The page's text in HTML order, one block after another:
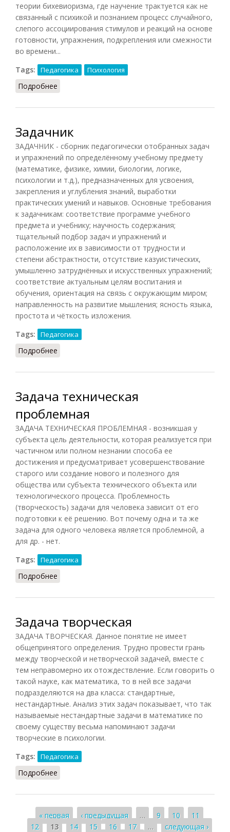
теории бихевиоризма, где научение трактуется как не
связанный с психикой и познанием процесс случайного,
слепого ассоциирования стимулов и реакций на основе
готовности, упражнения, подкрепления или смежности
во времени...
Tags:
Педагогика Психология
Подробнее
Задачник
ЗАДАЧНИК - сборник педагогически отобранных задач
и упражнений по определённому учебному предмету
(математике, физике, химии, биологии, логике,
психологии и т.д.), предназначенных для усвоения,
закрепления и углубления знаний, выработки
практических умений и навыков. Основные требования
к задачникам: соответствие программе учебного
предмета и учебнику; научность содержания;
тщательный подбор задач и упражнений и
расположение их в зависимости от трудности и
степени абстрактности, отсутствие казуистических,
умышленно затруднённых и искусственных упражнений;
соответствие актуальным целям воспитания и
обучения, ориентация на связь с окружающим миром;
направленность на развитие мышления; ясность языка,
простота и чёткость изложения.
Tags:
Педагогика
Подробнее
Задача техническая
проблемная
ЗАДАЧА ТЕХНИЧЕСКАЯ ПРОБЛЕМНАЯ - возникшая у
субъекта цель деятельности, которая реализуется при
частичном или полном незнании способа ее
достижения и предусматривает усовершенствование
старого или создание нового и полезного для
общества или субъекта технического объекта или
технологического процесса. Проблемность
(творческость) задачи для человека зависит от его
подготовки к её решению. Вот почему одна и та же
задача для одного человека является проблемной, а
для др. - нет.
Tags:
Педагогика
Подробнее
Задача творческая
ЗАДАЧА ТВОРЧЕСКАЯ. Данное понятие не имеет
общепринятого определения. Трудно провести грань
между творческой и нетворческой задачей, вместе с
тем неправомерно их отождествление. Если говорить о
такой науке, как математика, то в ней все задачи
подразделяются на два класса: стандартные,
нестандартные. Анализ этих задач показывает, что так
называемые нестандартные задачи в математике по
своему существу весьма напоминают задачи
творческие в психологии.
Tags:
Педагогика
Подробнее
Страницы
« первая ‹ предыдущая … 9 10
11
12
13 14 15 16 17 …
следующая ›